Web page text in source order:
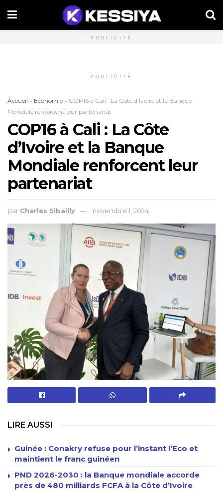
PUBLICITÉ
PUBLICITÉ
Accueil » Economie » COP16 à Cali : La Côte d’Ivoire et la Banque
Mondiale renforcent leur partenariat
COP16 à Cali : La Côte
d’Ivoire et la Banque
Mondiale renforcent leur
partenariat
par Charles Sibailly novembre 1, 2024
LIRE AUSSI
Guinée : Conakry refuse pour l’instant l’Eco et
maintient le franc guinéen
PND 2026-2030 : la Banque mondiale accorde
près de 480 milliards FCFA à la Côte d’Ivoire